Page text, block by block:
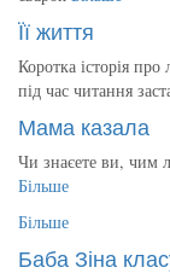
Її життя
Коротка історія
під час читання
Мама казала
Чи знаєете ви, чим
Більше
Більше
Баба Зіна